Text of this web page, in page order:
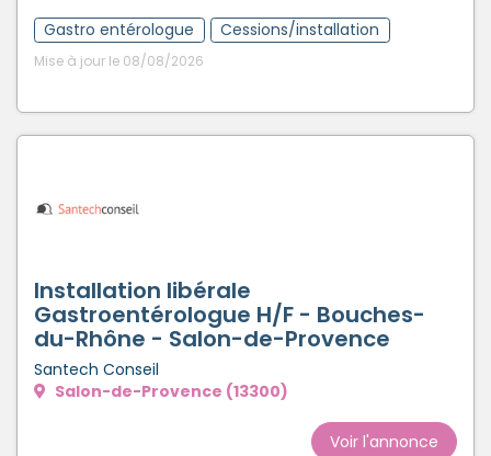
Gastro entérologue Cessions/installation
Mise à jour le 08/08/2026
Installation libérale
Gastroentérologue H/F - Bouches-
du-Rhône - Salon-de-Provence
Santech Conseil
Salon-de-Provence (13300)
Voir l'annonce